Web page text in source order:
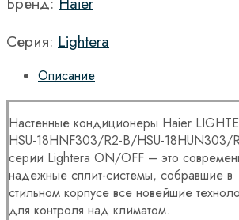
Серия: Lightera
Описание
Настенные кондиционеры Haier
HSU-18HNF303/R2-B/HSU-18HUN303/
серии Lightera ON/OFF – это
надежные сплит-системы, собравшие в
стильном корпусе все новейшие
для контроля над климатом.